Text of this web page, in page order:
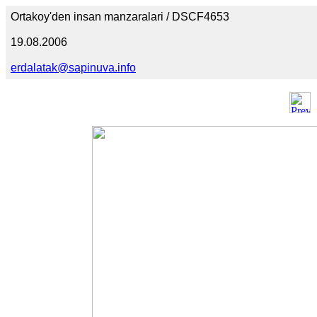
Ortakoy'den insan manzaralari / DSCF4653
19.08.2006
erdalatak@sapinuva.info